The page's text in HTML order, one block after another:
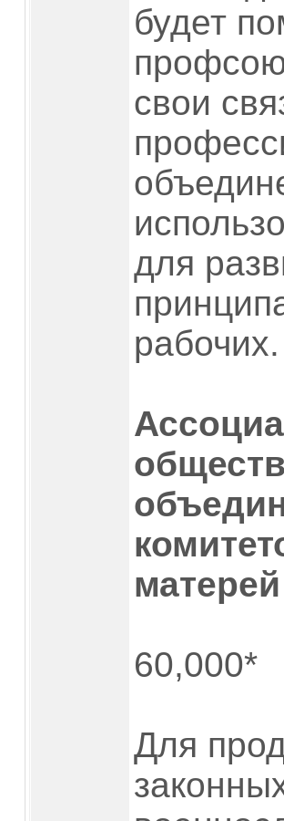
будет
свои
для
рабочих.
60,000*
Для